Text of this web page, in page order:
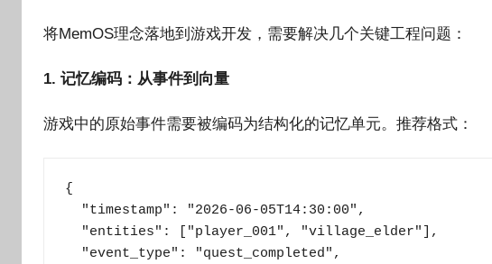
将MemOS理念落地到游戏开发，需要解决几个关键工程问题：
1. 记忆编码：从事件到向量
游戏中的原始事件需要被编码为结构化的记忆单元。推荐格式：
{
  "timestamp": "2026-06-05T14:30:00",
  "entities": ["player_001", "village_elder"],
  "event_type": "quest_completed",